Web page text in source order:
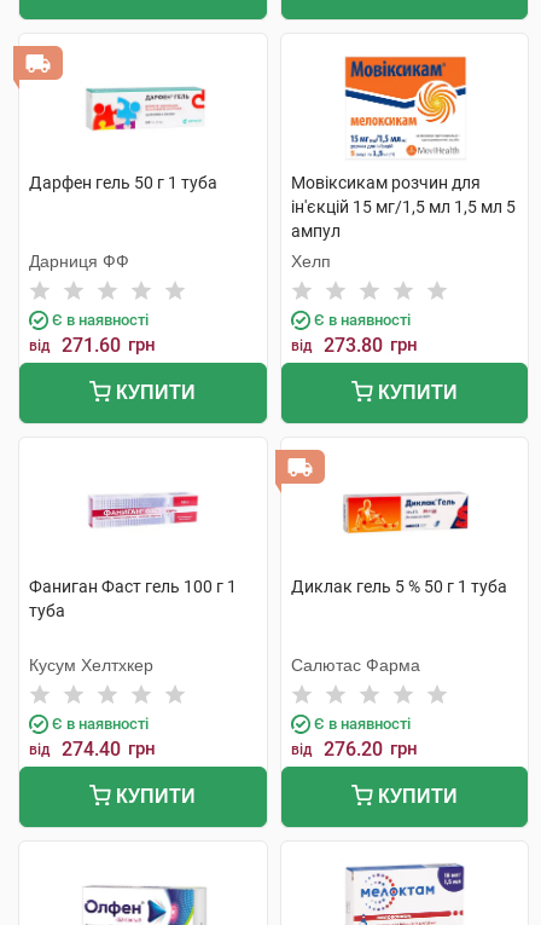
Дарфен гель 50 г 1 туба
Дарниця ФФ
Є в наявності
від 271.60 грн
КУПИТИ
Мовіксикам розчин для
ін'єкцій 15 мг/1,5 мл 1,5 мл 5
ампул
Хелп
Є в наявності
від 273.80 грн
КУПИТИ
Фаниган Фаст гель 100 г 1
туба
Кусум Хелтхкер
Є в наявності
від 274.40 грн
КУПИТИ
Диклак гель 5 % 50 г 1 туба
Салютас Фарма
Є в наявності
від 276.20 грн
КУПИТИ